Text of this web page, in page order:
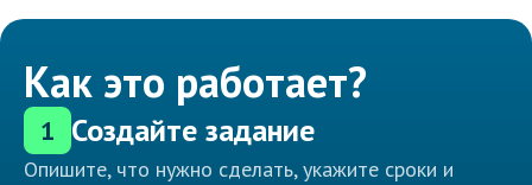
Как это работает?
1 Создайте задание
Опишите, что нужно сделать, укажите сроки и